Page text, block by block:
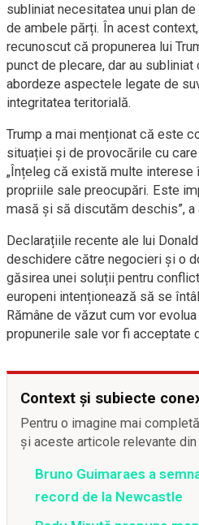
subliniat necesitatea unui plan
de ambele părți. În acest
recunoscut că propunerea lui
punct de plecare, dar au
abordeze aspectele legate de
integritatea teritorială.
Trump a mai menționat că este
situației și de provocările cu
„Înțeleg că există multe
propriile sale preocupări. Este
masă și să discutăm deschis”, a
Declarațiile recente ale lui
deschidere către negocieri și o
găsirea unei soluții pentru
europeni intenționează să se
Rămâne de văzut cum vor
propunerile sale vor fi acceptate
Context și subiecte
Pentru o imagine mai
și aceste articole relevante
Bruno Guimaraes a
record de la Newcastle